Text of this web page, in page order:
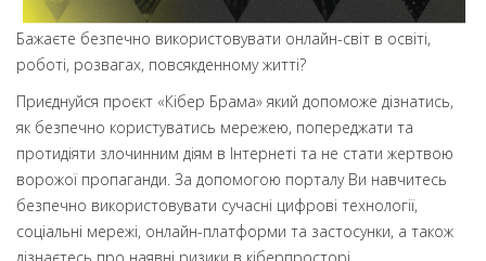
Бажаєте безпечно використовувати онлайн-світ в освіті,
роботі, розвагах, повсякденному житті?
Приєднуйся проєкт «Кібер Брама» який допоможе дізнатись,
як безпечно користуватись мережею, попереджати та
протидіяти злочинним діям в Інтернеті та не стати жертвою
ворожої пропаганди. За допомогою порталу Ви навчитесь
безпечно використовувати сучасні цифрові технології,
соціальні мережі, онлайн-платформи та застосунки, а також